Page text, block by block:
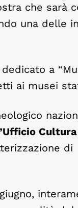
che sarà
una delle
a
ai musei
di